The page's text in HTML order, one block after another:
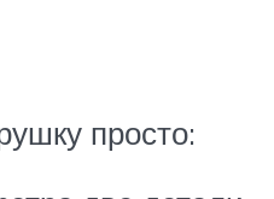
просто: